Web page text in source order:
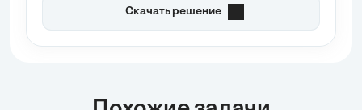
дополнить подпунктом ...
Скачать решение